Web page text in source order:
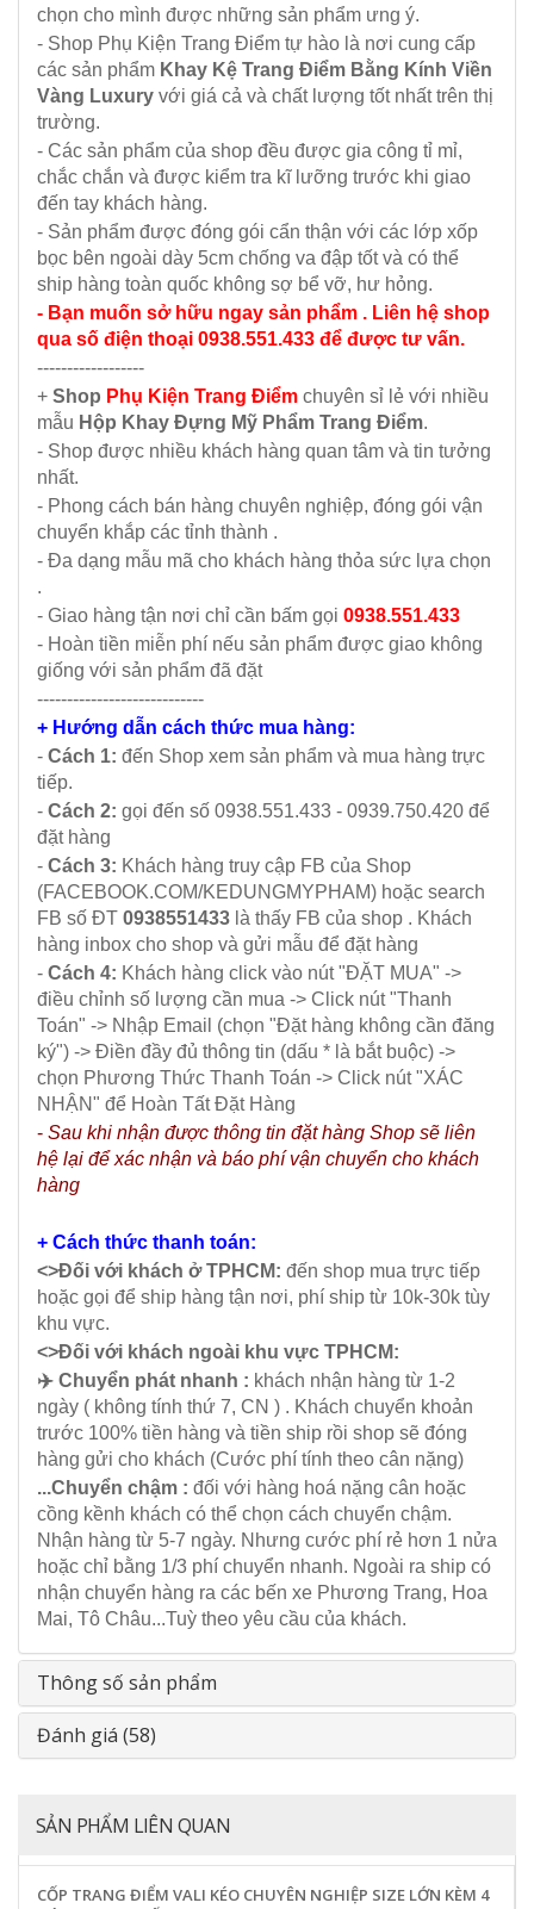
chọn cho mình được những sản phẩm ưng ý.
- Shop Phụ Kiện Trang Điểm tự hào là nơi cung cấp
các sản phẩm Khay Kệ Trang Điểm Bằng Kính Viền
Vàng Luxury với giá cả và chất lượng tốt nhất trên thị
trường.
- Các sản phẩm của shop đều được gia công tỉ mỉ,
chắc chắn và được kiểm tra kĩ lưỡng trước khi giao
đến tay khách hàng.
- Sản phẩm được đóng gói cẩn thận với các lớp xốp
bọc bên ngoài dày 5cm chống va đập tốt và có thể
ship hàng toàn quốc không sợ bể vỡ, hư hỏng.
- Bạn muốn sở hữu ngay sản phẩm . Liên hệ shop
qua số điện thoại 0938.551.433 để được tư vấn.
------------------
+ Shop Phụ Kiện Trang Điểm chuyên sỉ lẻ với nhiều
mẫu Hộp Khay Đựng Mỹ Phẩm Trang Điểm.
- Shop được nhiều khách hàng quan tâm và tin tưởng
nhất.
- Phong cách bán hàng chuyên nghiệp, đóng gói vận
chuyển khắp các tỉnh thành .
- Đa dạng mẫu mã cho khách hàng thỏa sức lựa chọn
.
- Giao hàng tận nơi chỉ cần bấm gọi 0938.551.433
- Hoàn tiền miễn phí nếu sản phẩm được giao không
giống với sản phẩm đã đặt
----------------------------
+ Hướng dẫn cách thức mua hàng:
- Cách 1: đến Shop xem sản phẩm và mua hàng trực
tiếp.
- Cách 2: gọi đến số 0938.551.433 - 0939.750.420 để
đặt hàng
- Cách 3: Khách hàng truy cập FB của Shop
(FACEBOOK.COM/KEDUNGMYPHAM) hoặc search
FB số ĐT 0938551433 là thấy FB của shop . Khách
hàng inbox cho shop và gửi mẫu để đặt hàng
- Cách 4: Khách hàng click vào nút "ĐẶT MUA" ->
điều chỉnh số lượng cần mua -> Click nút "Thanh
Toán" -> Nhập Email (chọn "Đặt hàng không cần đăng
ký") -> Điền đầy đủ thông tin (dấu * là bắt buộc) ->
chọn Phương Thức Thanh Toán -> Click nút "XÁC
NHẬN" để Hoàn Tất Đặt Hàng
- Sau khi nhận được thông tin đặt hàng Shop sẽ liên
hệ lại để xác nhận và báo phí vận chuyển cho khách
hàng
+ Cách thức thanh toán:
<>Đối với khách ở TPHCM: đến shop mua trực tiếp
hoặc gọi để ship hàng tận nơi, phí ship từ 10k-30k tùy
khu vực.
<>Đối với khách ngoài khu vực TPHCM:
✈️ Chuyển phát nhanh : khách nhận hàng từ 1-2
ngày ( không tính thứ 7, CN ) . Khách chuyển khoản
trước 100% tiền hàng và tiền ship rồi shop sẽ đóng
hàng gửi cho khách (Cước phí tính theo cân nặng)
...Chuyển chậm : đối với hàng hoá nặng cân hoặc
cồng kềnh khách có thể chọn cách chuyển chậm.
Nhận hàng từ 5-7 ngày. Nhưng cước phí rẻ hơn 1 nửa
hoặc chỉ bằng 1/3 phí chuyển nhanh. Ngoài ra ship có
nhận chuyển hàng ra các bến xe Phương Trang, Hoa
Mai, Tô Châu...Tuỳ theo yêu cầu của khách.
Thông số sản phẩm
Đánh giá (58)
SẢN PHẨM LIÊN QUAN
CỐP TRANG ĐIỂM VALI KÉO CHUYÊN NGHIỆP SIZE LỚN KÈM 4